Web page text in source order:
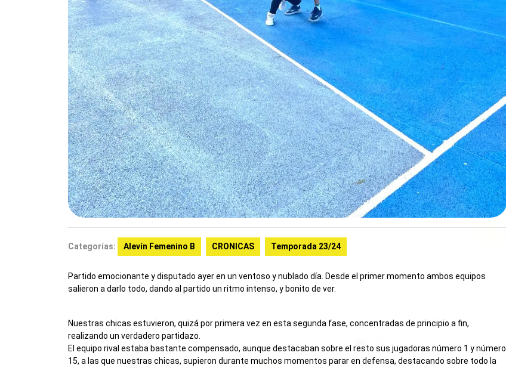
Categorías: Alevín Femenino B CRONICAS Temporada 23/24
Partido emocionante y disputado ayer en un ventoso y nublado día. Desde el primer momento ambos equipos
salieron a darlo todo, dando al partido un ritmo intenso, y bonito de ver.
Nuestras chicas estuvieron, quizá por primera vez en esta segunda fase, concentradas de principio a fin,
realizando un verdadero partidazo.
El equipo rival estaba bastante compensado, aunque destacaban sobre el resto sus jugadoras número 1 y número
15, a las que nuestras chicas, supieron durante muchos momentos parar en defensa, destacando sobre todo la